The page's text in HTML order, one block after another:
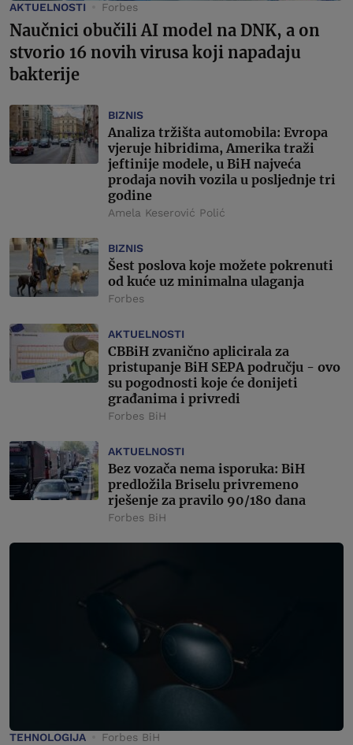
AKTUELNOSTI Forbes
Naučnici obučili AI model na DNK, a on
stvorio 16 novih virusa koji napadaju
bakterije
BIZNIS
Analiza tržišta automobila: Evropa
vjeruje hibridima, Amerika traži
jeftinije modele, u BiH najveća
prodaja novih vozila u posljednje tri
godine
Amela Keserović Polić
BIZNIS
Šest poslova koje možete pokrenuti
od kuće uz minimalna ulaganja
Forbes
AKTUELNOSTI
CBBiH zvanično aplicirala za
pristupanje BiH SEPA području - ovo
su pogodnosti koje će donijeti
građanima i privredi
Forbes BiH
AKTUELNOSTI
Bez vozača nema isporuka: BiH
predložila Briselu privremeno
rješenje za pravilo 90/180 dana
Forbes BiH
TEHNOLOGIJA Forbes BiH